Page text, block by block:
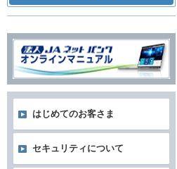
はじめてのお客さま
セキュリティについて